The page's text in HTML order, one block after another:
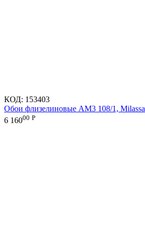
КОД: 153403
Обои флизелиновые AM3 108/1, Milassa
6 16000 Р